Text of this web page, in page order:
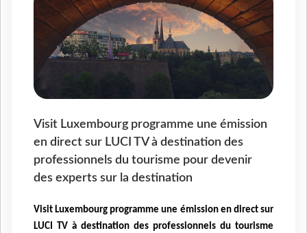
Visit Luxembourg programme une émission
en direct sur LUCI TV à destination des
professionnels du tourisme pour devenir
des experts sur la destination
Visit Luxembourg programme une émission en direct sur
LUCI TV à destination des professionnels du tourisme